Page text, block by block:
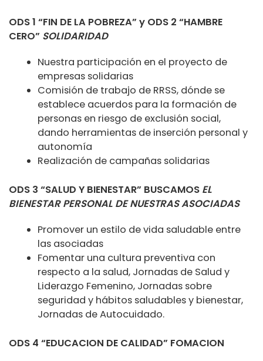
ODS 1 “FIN DE LA POBREZA” y ODS 2 “HAMBRE
CERO” SOLIDARIDAD
Nuestra participación en el proyecto de
empresas solidarias
Comisión de trabajo de RRSS, dónde se
establece acuerdos para la formación de
personas en riesgo de exclusión social,
dando herramientas de inserción personal y
autonomía
Realización de campañas solidarias
ODS 3 “SALUD Y BIENESTAR” BUSCAMOS EL
BIENESTAR PERSONAL DE NUESTRAS ASOCIADAS
Promover un estilo de vida saludable entre
las asociadas
Fomentar una cultura preventiva con
respecto a la salud, Jornadas de Salud y
Liderazgo Femenino, Jornadas sobre
seguridad y hábitos saludables y bienestar,
Jornadas de Autocuidado.
ODS 4 “EDUCACION DE CALIDAD” FOMACION